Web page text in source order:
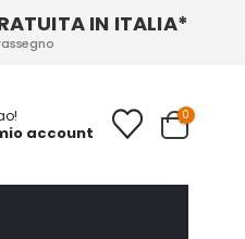
IN ITALIA*
account
0